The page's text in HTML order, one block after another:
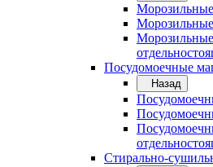
Посудомоечные
Назад
Стирально-